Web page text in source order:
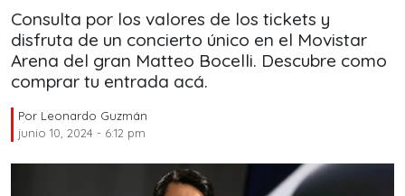
Consulta por los valores de los tickets y
disfruta de un concierto único en el Movistar
Arena del gran Matteo Bocelli. Descubre como
comprar tu entrada acá.
Por Leonardo Guzmán
junio 10, 2024 - 6:12 pm